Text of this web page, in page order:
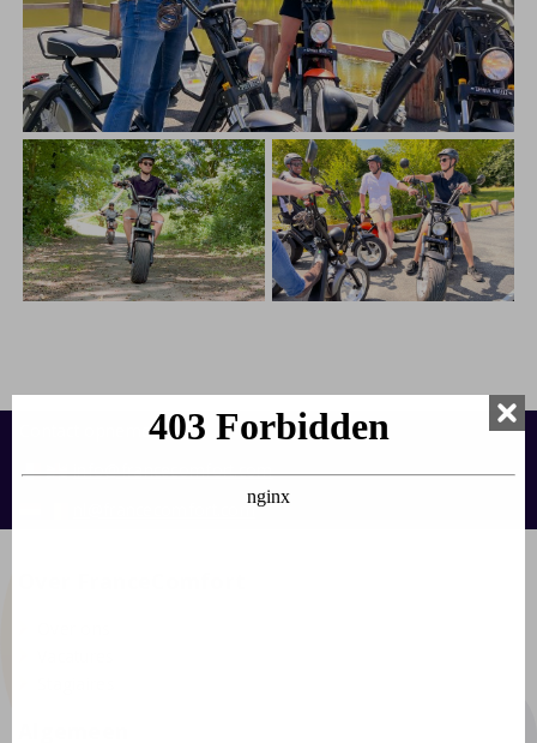
Contact opnemen:
info@francecomfort.com
nl@francecomfort.com